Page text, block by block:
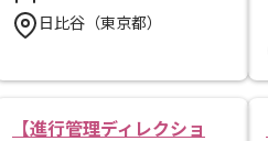
日比谷（東京都）
【進行管理ディレクショ